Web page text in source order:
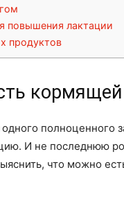
повышения лактации
продуктов
полноценного
И не последнюю
что можно